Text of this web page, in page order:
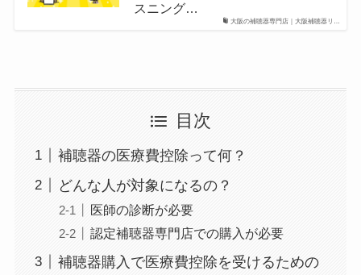
大阪の補聴器専門店｜大阪補聴器リ…
スニング…
目次
補聴器の医療費控除って何？
どんな人が対象になるの？
医師の診断が必要
認定補聴器専門店での購入が必要
補聴器購入で医療費控除を受けるための